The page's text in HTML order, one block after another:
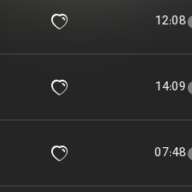
12:08
14:09
07:48